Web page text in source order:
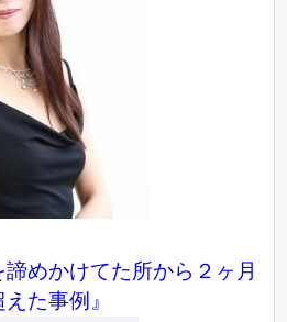
諦めかけてた所から２ヶ月
た事例』